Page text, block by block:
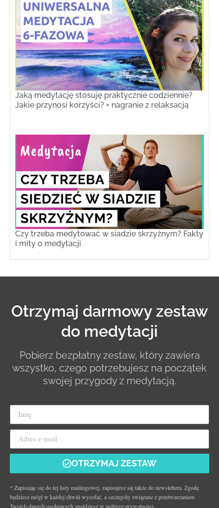
Jaką medytację stosuję praktycznie codziennie?
Jakie przynosi korzyści? + nagranie z relaksacją
Czy trzeba medytować w siadzie skrzyżnym? Fakty
i mity o medytacji
Otrzymaj darmowy zestaw
do medytacji
Pobierz bezpłatny zestaw, który zawiera
wszystko, czego potrzebujesz na początek
swojej przygody z medytacją.
OTRZYMAJ ZESTAW
* Zapisując się do tej listy mailingowej, zapisujesz się także do newslettera. Zgodę
będziesz mógł w każdej chwili wycofać, a szczegóły związane z przetwarzaniem
Twoich danych osobowych znajdziesz w polityce prywatności.